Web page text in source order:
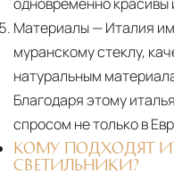
Материалы— Италия
муранскому стеклу,
натуральным
Благодаря этому
спросом не только в
КОМУ ПОДХОДЯТ
СВЕТИЛЬНИКИ?